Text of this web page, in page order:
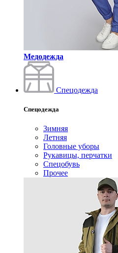
Медодежда
Спецодежда
Спецодежда
Зимняя
Летняя
Головные уборы
Рукавицы, перчатки
Спецобувь
Прочее